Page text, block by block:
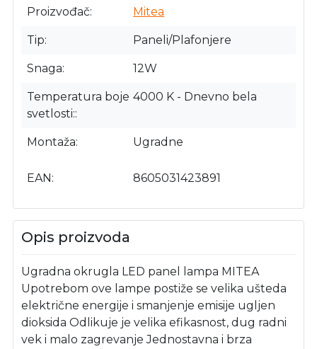
Proizvođač Mitea
Tip Paneli/Plafonjere
Snaga 12W
Temperatura boje
svetlosti:
4000 K - Dnevno bela
Montaža Ugradne
EAN 8605031423891
Opis proizvoda
Ugradna okrugla LED panel lampa MITEA
Upotrebom ove lampe postiže se velika ušteda
električne energije i smanjenje emisije ugljen
dioksida Odlikuje je velika efikasnost, dug radni
vek i malo zagrevanje Jednostavna i brza